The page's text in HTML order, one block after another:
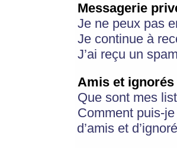
Messagerie
Je ne peux pas
Je continue à
J’ai reçu un
Amis et ignorés
Que sont mes
Comment puis-
d’amis et